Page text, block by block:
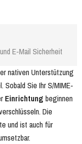
E-Mail Sicherheit
nativen Unterstützung
Sobald Sie Ihr S/MIME-
Einrichtung beginnen
Die
und ist auch für